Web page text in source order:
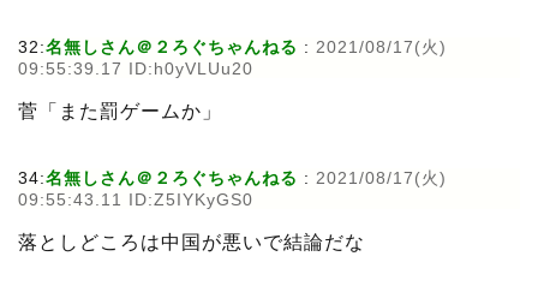
32:名無しさん＠２ろぐちゃんねる : 2021/08/17(火)
09:55:39.17 ID:h0yVLUu20
菅「また罰ゲームか」
34:名無しさん＠２ろぐちゃんねる : 2021/08/17(火)
09:55:43.11 ID:Z5IYKyGS0
落としどころは中国が悪いで結論だな